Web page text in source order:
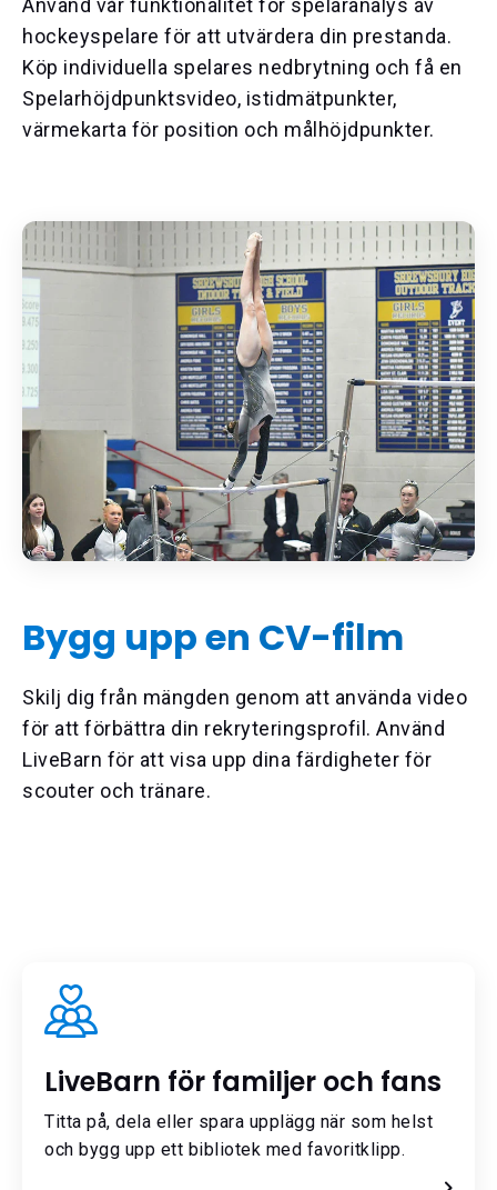
hockeyspelare för att utvärdera din prestanda.
Köp individuella spelares nedbrytning och få en
Spelarhöjdpunktsvideo, istidmätpunkter,
värmekarta för position och målhöjdpunkter.
Bygg upp en CV-film
Skilj dig från mängden genom att använda video
för att förbättra din rekryteringsprofil. Använd
LiveBarn för att visa upp dina färdigheter för
scouter och tränare.
LiveBarn för familjer och fans
Titta på, dela eller spara upplägg när som helst
och bygg upp ett bibliotek med favoritklipp.